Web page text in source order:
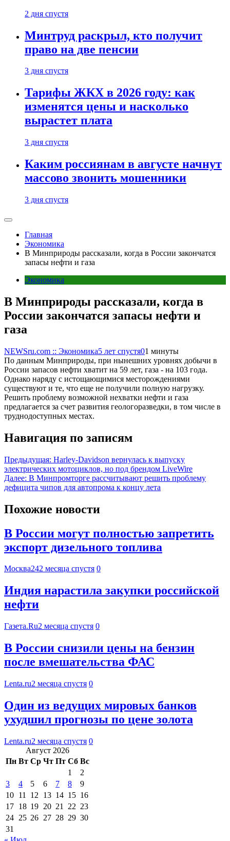
2 дня спустя
Минтруд раскрыл, кто получит
право на две пенсии
3 дня спустя
Тарифы ЖКХ в 2026 году: как
изменятся цены и насколько
вырастет плата
3 дня спустя
Каким россиянам в августе начнут
массово звонить мошенники
3 дня спустя
Главная
Экономика
В Минприроды рассказали, когда в России закончатся
запасы нефти и газа
Экономика
В Минприроды рассказали, когда в
России закончатся запасы нефти и
газа
NEWSru.com :: Экономика5 лет спустя01 минуты
По данным Минприроды, при нынешних уровнях добычи в
России запасов нефти хватит на 59 лет, газа - на 103 года.
Однако наряду с истощающимися месторождениями
существуют и те, что еще не получили полную нагрузку.
Решить проблему возможной нехватки нефти и газа
предлагается за счет развития геологоразведки, в том числе в
труднодоступных местах.
Навигация по записям
Предыдущая: Harley-Davidson вернулась к выпуску
электрических мотоциклов, но под брендом LiveWire
Далее: В Минпромторге рассчитывают решить проблему
дефицита чипов для автопрома к концу лета
Похожие новости
В России могут полностью запретить
экспорт дизельного топлива
Москва242 месяца спустя 0
Индия нарастила закупки российской
нефти
Газета.Ru2 месяца спустя 0
В России снизили цены на бензин
после вмешательства ФАС
Lenta.ru2 месяца спустя 0
Один из ведущих мировых банков
ухудшил прогнозы по цене золота
Lenta.ru2 месяца спустя 0
Август 2026
Пн Вт Ср Чт Пт Сб Вс
1
2
3
4 5 6 7 8
9
10 11 12 13 14 15 16
17 18 19 20 21 22 23
24 25 26 27 28 29 30
31